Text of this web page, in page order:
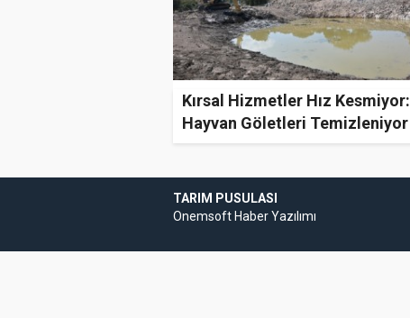
Kırsal Hizmetler Hız Kesmiyor:
Hayvan Göletleri Temizleniyor
TARIM PUSULASI
OnemsoftHaber Yazılımı